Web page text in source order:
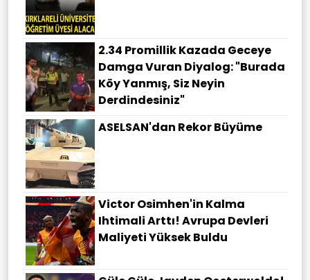
2.34 Promillik Kazada Geceye
Damga Vuran Diyalog: "Burada
Köy Yanmış, Siz Neyin
Derdindesiniz"
ASELSAN'dan Rekor Büyüme
Victor Osimhen'in Kalma
Ihtimali Arttı! Avrupa Devleri
Maliyeti Yüksek Buldu